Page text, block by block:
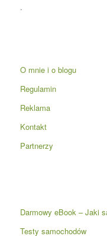
.
O mnie i o blogu
Regulamin
Reklama
Kontakt
Partnerzy
Darmowy eBook – Jaki
Testy samochodów